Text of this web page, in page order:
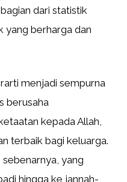
dari statistik
yang berharga dan
menjadi sempurna
berusaha
kepada Allah,
terbaik bagi keluarga.
yang
hingga ke jannah-